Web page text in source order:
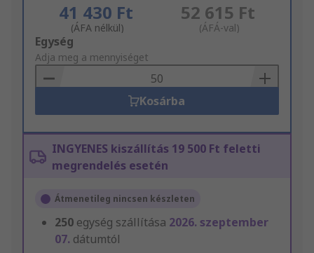
41 430 Ft
(ÁFA nélkül)
52 615 Ft
(ÁFÁ-val)
Add
to
Basket
Egység
Adja meg a mennyiséget
Kosárba
INGYENES kiszállítás 19 500 Ft feletti
megrendelés esetén
Átmenetileg nincsen készleten
250 egység szállítása 2026. szeptember
07. dátumtól